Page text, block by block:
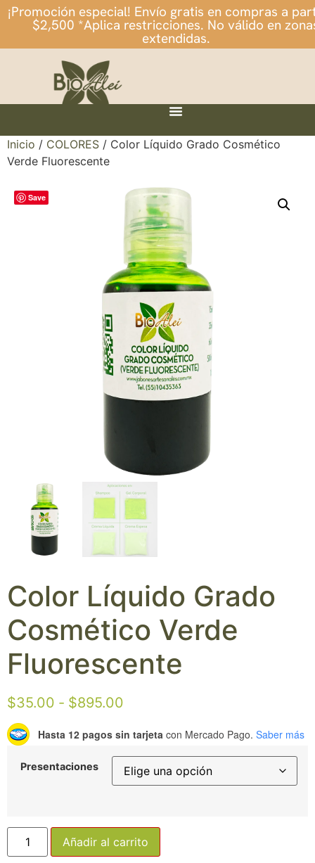
¡Promoción especial! Envío gratis en compras a
$2,500 *Aplica restricciones. No válido en
extendidas.
Inicio / COLORES / Color Líquido Grado Cosmético
Verde Fluorescente
Save
Color Líquido Grado
Cosmético Verde
Fluorescente
$35.00 - $895.00
Hasta 12 pagos sin tarjeta con Mercado Pago. Saber más
Presentaciones
Añadir al carrito